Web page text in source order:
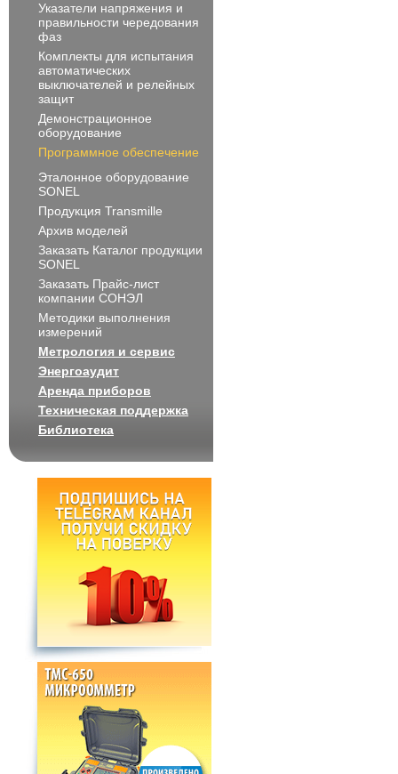
Указатели напряжения и
правильности чередования
фаз
Комплекты для испытания
автоматических
выключателей и релейных
защит
Демонстрационное
оборудование
Программное обеспечение
Эталонное оборудование
SONEL
Продукция Transmille
Архив моделей
Заказать Каталог продукции
SONEL
Заказать Прайс-лист
компании СОНЭЛ
Методики выполнения
измерений
Метрология и сервис
Энергоаудит
Аренда приборов
Техническая поддержка
Библиотека